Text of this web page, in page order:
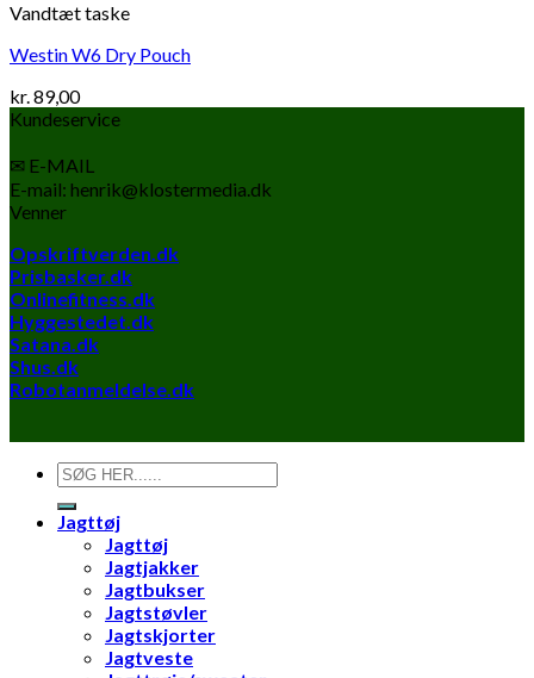
Vandtæt taske
Westin W6 Dry Pouch
kr.89,00
Kundeservice
✉ E-MAIL
E-mail: henrik@klostermedia.dk
Venner
Opskriftverden.dk
Prisbasker.dk
Onlinefitness.dk
Hyggestedet.dk
Satana.dk
Shus.dk
Robotanmeldelse.dk
Søg
efter:
Jagttøj
Jagttøj
Jagtjakker
Jagtbukser
Jagtstøvler
Jagtskjorter
Jagtveste